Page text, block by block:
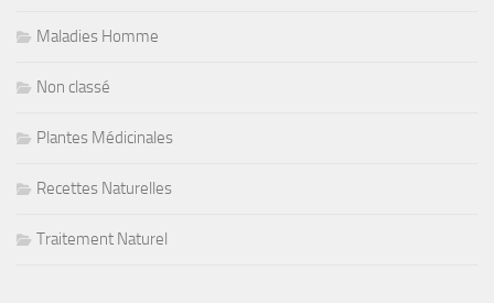
Maladies Homme
Non classé
Plantes Médicinales
Recettes Naturelles
Traitement Naturel